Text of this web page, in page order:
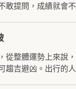
敢提問，成績就會
從整體運勢上來說
趨吉避凶。出行的